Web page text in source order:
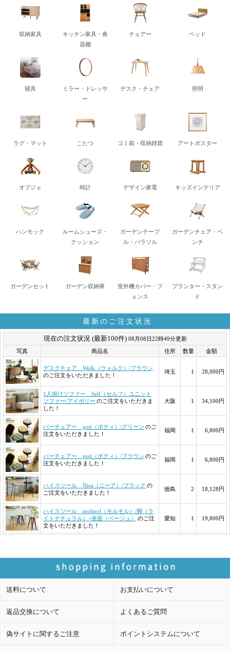
収納家具
キッチン家具・食
器棚
チェアー ベッド
寝具
ミラー・ドレッサ
ー
デスク・チェア 照明
ラグ・マット こたつ ゴミ箱・収納雑貨 アートポスター
オブジェ 時計 デザイン家電 キッズインテリア
ハンモック
ルームシューズ・
クッション
ガーデンテーブ
ル・パラソル
ガーデンチェア・ベ
ンチ
ガーデンセット ガーデン収納庫
室外機カバー・フ
ェンス
プランター・スタン
ド
最新のご注文状況
送料について お支払いについて
返品交換について よくあるご質問
偽サイトに関するご注意 ポイントシステムについて